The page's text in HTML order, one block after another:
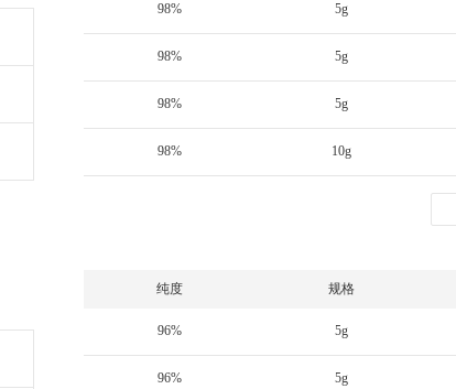
98% 5g
98% 5g
98% 5g
98% 10g
纯度 规格
96% 5g
96% 5g